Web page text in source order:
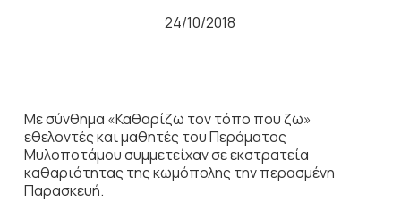
24/10/2018
Με σύνθημα «Καθαρίζω τον τόπο που ζω»
εθελοντές και μαθητές του Περάματος
Μυλοποτάμου συμμετείχαν σε εκστρατεία
καθαριότητας της κωμόπολης την περασμένη
Παρασκευή.